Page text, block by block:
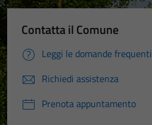
Contatta il Comune
Leggi le domande frequenti
Richiedi assistenza
Prenota appuntamento